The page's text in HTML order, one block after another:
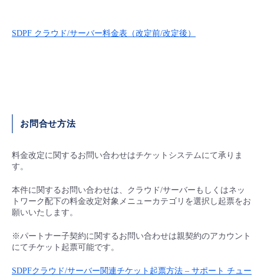
SDPF クラウド/サーバー料金表（改定前/改定後）
お問合せ方法
料金改定に関するお問い合わせはチケットシステムにて承りま
す。
本件に関するお問い合わせは、クラウド/サーバーもしくはネッ
トワーク配下の料金改定対象メニューカテゴリを選択し起票をお
願いいたします。
※パートナー子契約に関するお問い合わせは親契約のアカウント
にてチケット起票可能です。
SDPFクラウド/サーバー関連チケット起票方法 – サポート チュー